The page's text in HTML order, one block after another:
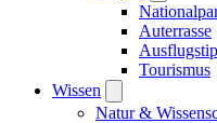
Auterrasse
Tourismus
Wissen
Natur &